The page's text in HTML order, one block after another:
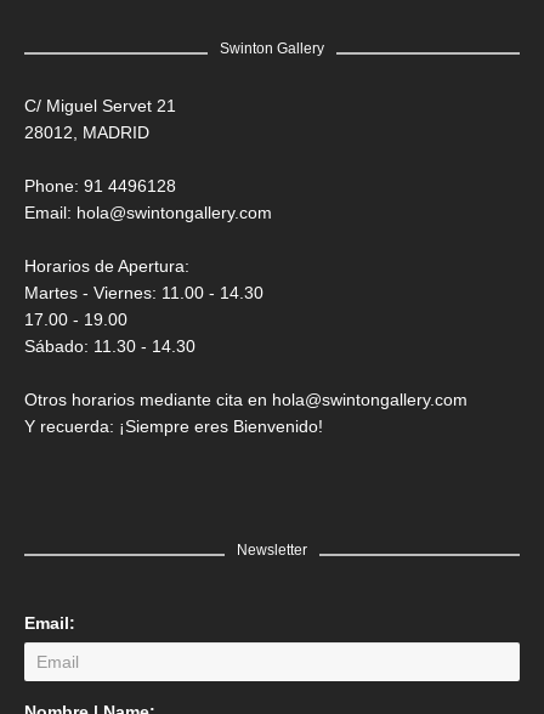
LEER MÁS
Swinton Gallery
C/ Miguel Servet 21
28012, MADRID
Phone: 91 4496128
Email: hola@swintongallery.com
Horarios de Apertura:
Martes - Viernes: 11.00 - 14.30
17.00 - 19.00
Sábado: 11.30 - 14.30
Otros horarios mediante cita en hola@swintongallery.com
Y recuerda: ¡Siempre eres Bienvenido!
Newsletter
Email: